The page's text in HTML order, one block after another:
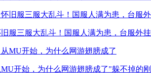
旧服三服大乱斗！国服人满为患，台服外
开始，为什么网游翅膀成了"躲不掉的